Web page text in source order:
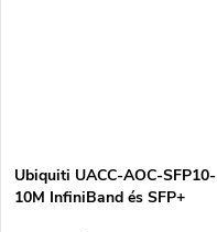
Ubiquiti UACC-AOC-SFP10-
10M InfiniBand és SFP+